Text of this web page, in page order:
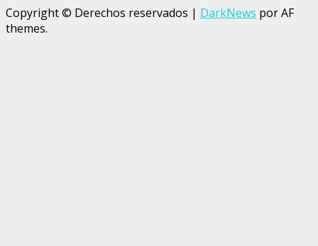
Copyright © Derechos reservados | DarkNews por AF
themes.